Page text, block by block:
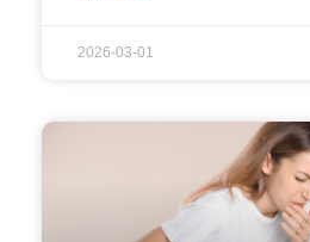
2026-03-01